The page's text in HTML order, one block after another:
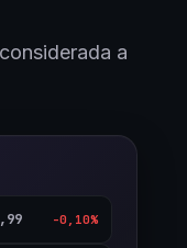
a
-0,10%